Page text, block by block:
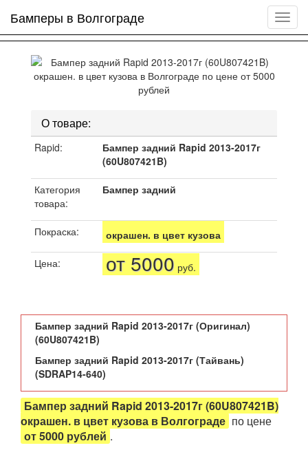
Меню
сайта
Бамперы в Волгограде
О товаре:
Rapid:
Бампер задний Rapid 2013-2017г
(60U807421B)
Категория
товара:
Бампер задний
Покраска: окрашен. в цвет кузова
Цена: от 5000 руб.
Бампер задний Rapid 2013-2017г (Оригинал)
(60U807421B)
Бампер задний Rapid 2013-2017г (Тайвань)
(SDRAP14-640)
Бампер задний Rapid 2013-2017г (60U807421B)
окрашен. в цвет кузова в Волгограде по цене
от 5000 рублей .